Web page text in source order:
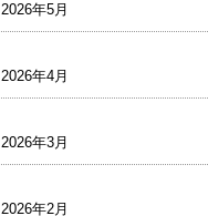
2026年5月
2026年4月
2026年3月
2026年2月